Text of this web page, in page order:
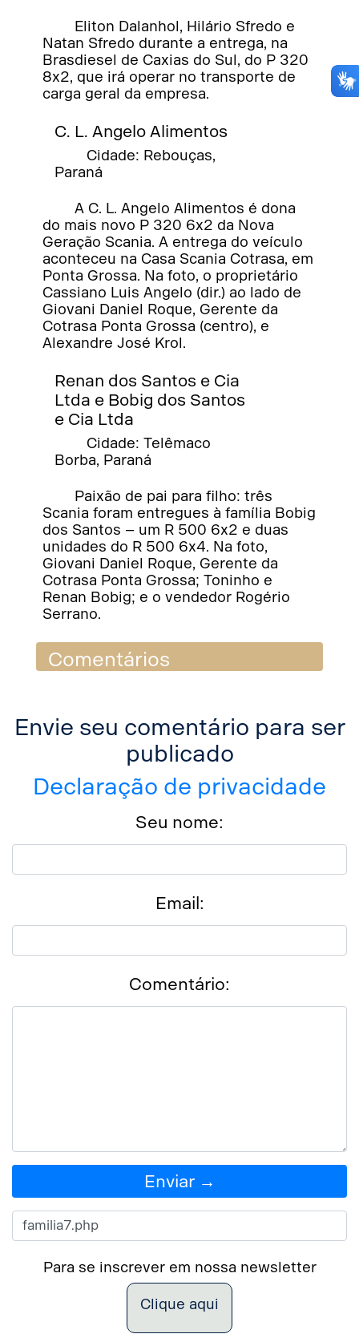
Eliton Dalanhol, Hilário Sfredo e
Natan Sfredo durante a entrega, na
Brasdiesel de Caxias do Sul, do P 320
8x2, que irá operar no transporte de
carga geral da empresa.
C. L. Angelo Alimentos
Cidade: Rebouças,
Paraná
A C. L. Angelo Alimentos é dona
do mais novo P 320 6x2 da Nova
Geração Scania. A entrega do veículo
aconteceu na Casa Scania Cotrasa, em
Ponta Grossa. Na foto, o proprietário
Cassiano Luis Angelo (dir.) ao lado de
Giovani Daniel Roque, Gerente da
Cotrasa Ponta Grossa (centro), e
Alexandre José Krol.
Renan dos Santos e Cia
Ltda e Bobig dos Santos
e Cia Ltda
Cidade: Telêmaco
Borba, Paraná
Paixão de pai para filho: três
Scania foram entregues à família Bobig
dos Santos – um R 500 6x2 e duas
unidades do R 500 6x4. Na foto,
Giovani Daniel Roque, Gerente da
Cotrasa Ponta Grossa; Toninho e
Renan Bobig; e o vendedor Rogério
Serrano.
Comentários
Envie seu comentário para ser
publicado
Declaração de privacidade
Seu nome:
Email:
Comentário:
Enviar →
Para se inscrever em nossa newsletter
Clique aqui